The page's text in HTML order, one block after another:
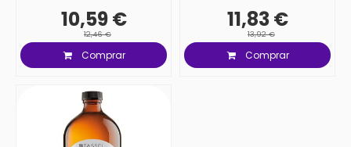
10,59 €
12,46 €
Comprar
11,83 €
13,92 €
Comprar